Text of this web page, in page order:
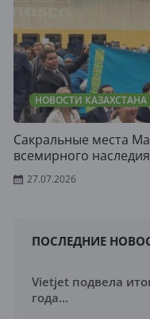
НОВОСТИ КАЗАХСТАНА
Сакральные места
всемирного
27.07.2026
ПОСЛЕДНИЕ
Vietjet подвела
года...